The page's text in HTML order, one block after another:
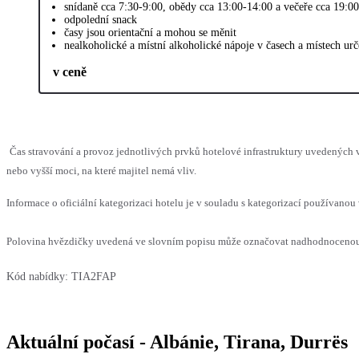
snídaně cca 7:30-9:00, obědy cca 13:00-14:00 a večeře cca
odpolední snack
časy jsou orientační a mohou se měnit
nealkoholické a místní alkoholické nápoje v časech a místech
v ceně
Čas stravování a provoz jednotlivých prvků hotelové infrastruktury uvedených
nebo vyšší moci, na které majitel nemá vliv.
Informace o oficiální kategorizaci hotelu je v souladu s kategorizací
Polovina hvězdičky uvedená ve slovním popisu může označovat
Kód nabídky: TIA2FAP
Aktuální počasí - Albánie, Tirana, Durrës